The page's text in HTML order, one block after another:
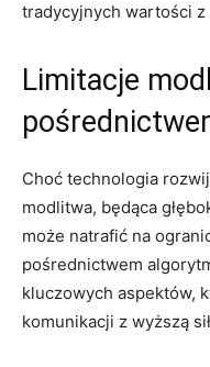
tradycyjnych wartości
Limitacje
Choć technologia
modlitwa, będąca
może natrafić na
pośrednictwem
kluczowych aspektów,
komunikacji z wyższą